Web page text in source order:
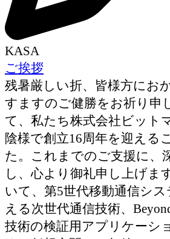
KASA
ご挨拶
残暑厳しい折、皆様方にお
すますのご健勝をお祈り申
て、私たち株式会社ビット
陰様で創立16周年を迎える
た。これまでのご支援に、
し、心より御礼申し上げま
いて、第5世代移動通信シ
える次世代通信技術、
技術の検証用アプリケーシ